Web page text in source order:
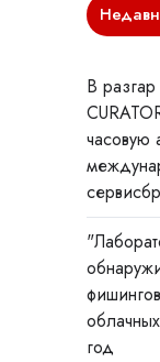
В разгар
часовую
год